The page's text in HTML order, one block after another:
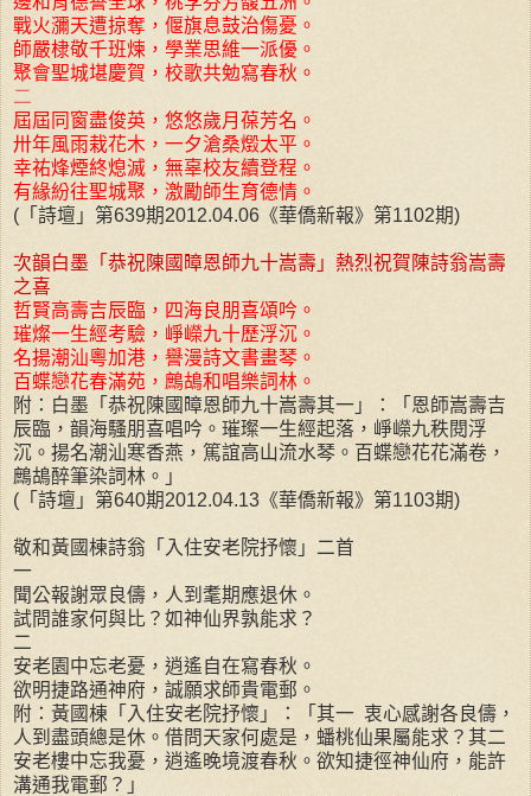
戰火瀰天遭掠奪，偃旗息鼓治傷憂。
師嚴棣敬千班煉，學業思維一派優。
聚會聖城堪慶賀，校歌共勉寫春秋。
二
屆屆同窗盡俊英，悠悠歲月葆芳名。
卅年風雨栽花木，一夕滄桑燬太平。
幸祐烽煙終熄滅，無辜校友續登程。
有緣紛往聖城聚，激勵師生育德情。
(「詩壇」第639期2012.04.06《華僑新報》第1102期)
次韻白墨「恭祝陳國暲恩師九十嵩壽」熱烈祝賀陳詩翁嵩壽
之喜
哲賢高壽吉辰臨，四海良朋喜頌吟。
璀燦一生經考驗，崢嶸九十歷浮沉。
名揚潮汕粵加港，譽漫詩文書畫琴。
百蝶戀花春滿苑，鷓鴣和唱樂詞林。
附：白墨「恭祝陳國暲恩師九十嵩壽其一」：「恩師嵩壽吉
辰臨，韻海騷朋喜唱吟。璀璨一生經起落，崢嶸九秩閱浮
沉。揚名潮汕寒香燕，篤誼高山流水琴。百蝶戀花花滿卷，
鷓鴣醉筆染詞林。」
(「詩壇」第640期2012.04.13《華僑新報》第1103期)
敬和黃國棟詩翁「入住安老院抒懷」二首
一
聞公報謝眾良儔，人到耄期應退休。
試問誰家何與比？如神仙界孰能求？
二
安老園中忘老憂，逍遙自在寫春秋。
欲明捷路通神府，誠願求師貴電郵。
附：黃國棟「入住安老院抒懷」：「其一 衷心感謝各良儔，
人到盡頭總是休。借問天家何處是，蟠桃仙果屬能求？其二
安老樓中忘我憂，逍遙晚境渡春秋。欲知捷徑神仙府，能許
溝通我電郵？」